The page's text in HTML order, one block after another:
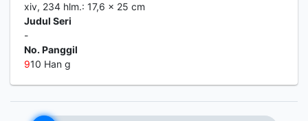
xiv, 234 hlm.: 17,6 x 25 cm
Judul Seri
-
No. Panggil
910 Han g